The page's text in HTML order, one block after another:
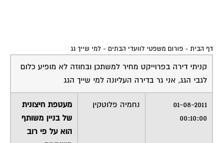
קניתי דירה בפרוייקט מחיר למשתכן ובחוזה לא מופיע כלום
לגבי הגג, אני גר בדירה העליונה למי שייך הגג
01-08-2011
00:10:00
נחמיה פלוטקין
מעטפת חיצונית
של בניין משותף
הוא על פי רוב
משותפת